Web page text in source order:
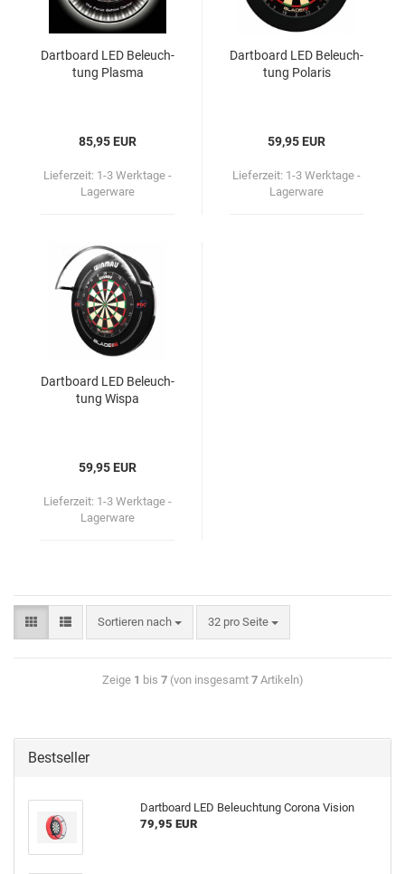
Dart­board LED Be­leuch­
tung Plas­ma
85,95 EUR
Lieferzeit: 1-3 Werktage -
Lagerware
Dart­board LED Be­leuch­
tung Po­la­ris
59,95 EUR
Lieferzeit: 1-3 Werktage -
Lagerware
Dart­board LED Be­leuch­
tung Wispa
59,95 EUR
Lieferzeit: 1-3 Werktage -
Lagerware
Sortieren nach 32 pro Seite
Zeige 1 bis 7(von insgesamt 7Artikeln)
Bestseller
Dart­board LED Be­leuch­tung Co­ro­na Vi­si­on
79,95 EUR